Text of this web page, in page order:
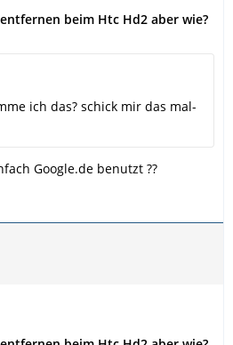
beim Htc Hd2 aber wie?
ich das? schick mir das mal-
Google.de benutzt ??